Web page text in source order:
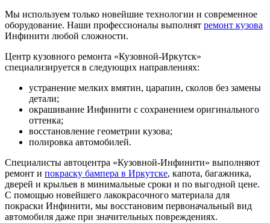
Мы используем только новейшие технологии и современное
оборудование. Наши профессионалы выполнят ремонт кузова
Инфинити любой сложности.
Центр кузовного ремонта «Кузовной-Иркутск»
специализируется в следующих направлениях:
устранение мелких вмятин, царапин, сколов без замены
детали;
окрашивание Инфинити с сохранением оригинального
оттенка;
восстановление геометрии кузова;
полировка автомобилей.
Специалисты автоцентра «Кузовной-Инфинити» выполняют
ремонт и покраску бампера в Иркутске, капота, багажника,
дверей и крыльев в минимальные сроки и по выгодной цене.
С помощью новейшего лакокрасочного материала для
покраски Инфинити, мы восстановим первоначальный вид
автомобиля даже при значительных повреждениях.